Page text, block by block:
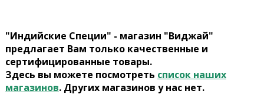
"Индийские Специи" - магазин "Виджай"
предлагает Вам только качественные и
сертифицированные товары.
Здесь вы можете посмотреть список наших
магазинов. Других магазинов у нас нет.